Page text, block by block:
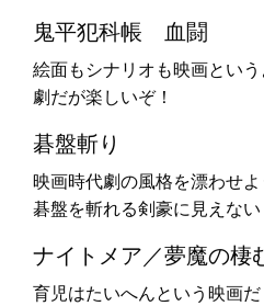
鬼平犯科帳 血闘
絵面もシナリオも映画とい
劇だが楽しいぞ！
碁盤斬り
映画時代劇の風格を漂わせ
碁盤を斬れる剣豪に見えない
ナイトメア／夢魔の棲
育児はたいへんという映画だ